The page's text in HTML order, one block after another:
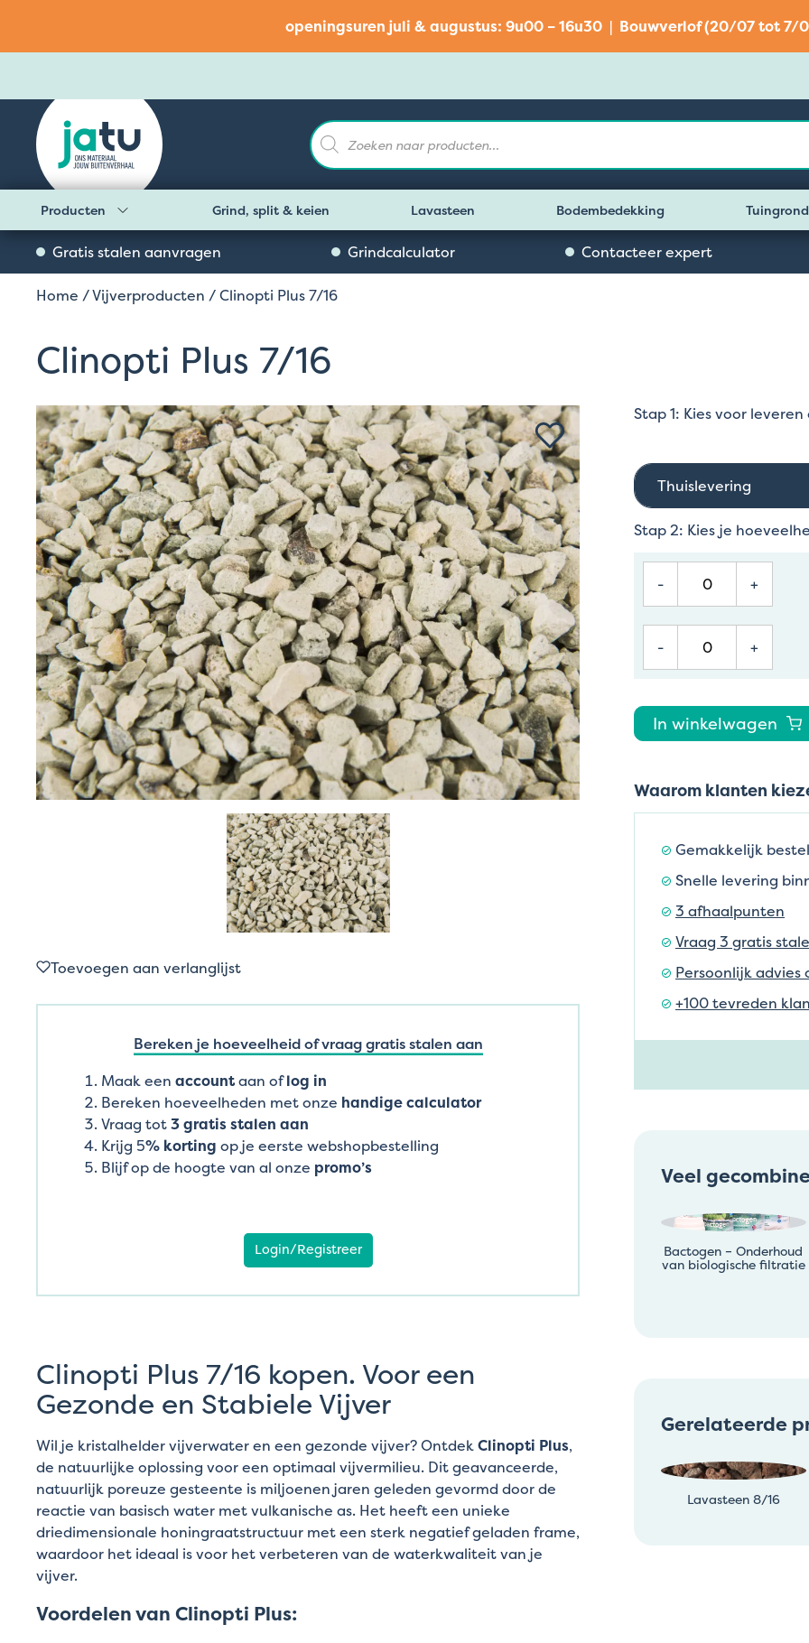
openingsuren juli & augustus: 9u00 – 16u30 | Bouwverlof (20/07 tot 7/
Producten
zoeken
Producten Grind, split & keien Lavasteen Bodembedekking Tuingrond
Gratis stalen aanvragen Grindcalculator Contacteer expert
Home /Vijverproducten / Clinopti Plus 7/16
Clinopti Plus 7/16
Toevoegen aan verlanglijst
Bereken je hoeveelheid of vraag gratis stalen aan
Maak een accountaan oflog in
Bereken hoeveelheden met onze handige calculator
Vraag tot3 gratis stalen aan
Krijg 5% korting op je eerste webshopbestelling
Blijf op de hoogte van al onze promo’s
Login/Registreer
Clinopti Plus 7/16 kopen. Voor een
Gezonde en Stabiele Vijver
Wil je kristalhelder vijverwater en een gezonde vijver? OntdekClinopti Plus,
de natuurlijke oplossing voor een optimaal vijvermilieu. Dit geavanceerde,
natuurlijk poreuze gesteente is miljoenen jaren geleden gevormd door de
reactie van basisch water met vulkanische as. Het heeft een unieke
driedimensionale honingraatstructuur met een sterk negatief geladen frame,
waardoor het ideaal is voor het verbeteren van de waterkwaliteit van je
vijver.
Voordelen van Clinopti Plus:
Stap 1: Kies voor
Thuislevering
Stap 2: Kies je
- +
- +
In winkelwagen
Waarom klanten
Gemakkelijk
Snelle levering
3 afhaalpunten
Vraag 3 gratis
Persoonlijk
+100 tevreden
Veel
Bactogen – Onderhoud
van biologische filtratie
Gerelateerde
Lavasteen 8/16